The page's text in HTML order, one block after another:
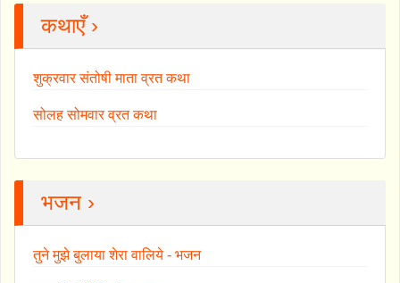
कथाएँ ›
शुक्रवार संतोषी माता व्रत कथा
सोलह सोमवार व्रत कथा
भजन ›
तुने मुझे बुलाया शेरा वालिये - भजन